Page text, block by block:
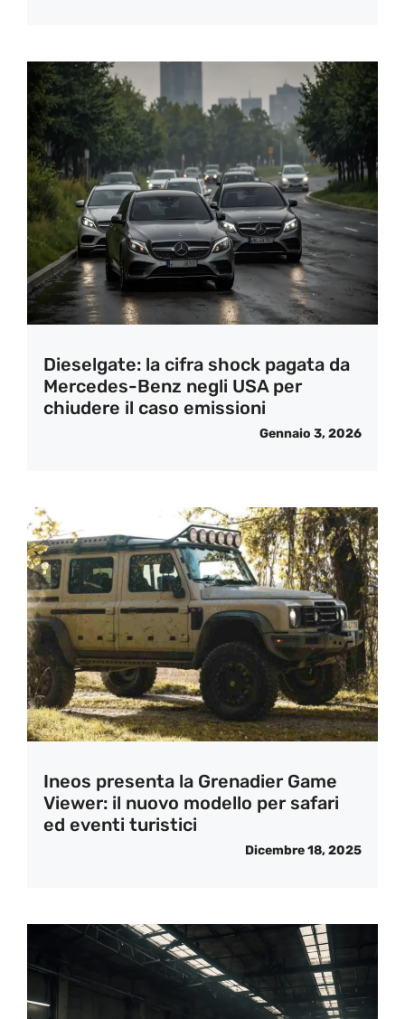
Dieselgate: la cifra shock pagata da
Mercedes-Benz negli USA per
chiudere il caso emissioni
Gennaio 3, 2026
Ineos presenta la Grenadier Game
Viewer: il nuovo modello per safari
ed eventi turistici
Dicembre 18, 2025